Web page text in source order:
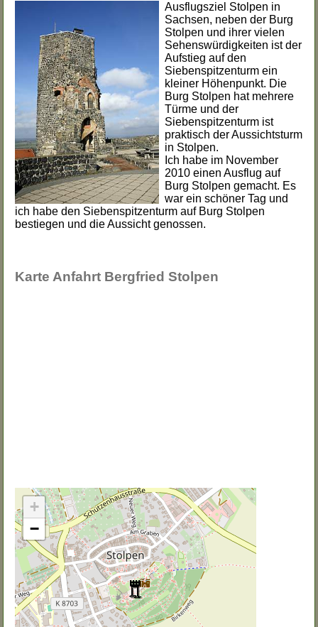
Ausflugsziel Stolpen in
Sachsen, neben der Burg
Stolpen und ihrer vielen
Sehenswürdigkeiten ist der
Aufstieg auf den
Siebenspitzenturm ein
kleiner Höhenpunkt. Die
Burg Stolpen hat mehrere
Türme und der
Siebenspitzenturm ist
praktisch der Aussichtsturm
in Stolpen.
Ich habe im November
2010 einen Ausflug auf
Burg Stolpen gemacht. Es
war ein schöner Tag und
ich habe den Siebenspitzenturm auf Burg Stolpen
bestiegen und die Aussicht genossen.
Karte Anfahrt Bergfried Stolpen
+
−